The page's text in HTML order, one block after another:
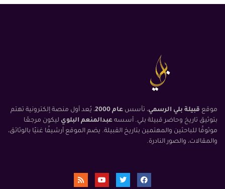
موقع قبيلة بلي الرسمي، تأسس عام 2000
، يُعد أول منصة إلكترونية تهتم
بتوثيق تاريخ وحاضر قبيلة بلي. أسسه عبدالمنعم البلوي ليكون مرجعًا
موثوقًا للباحثين والمهتمين بتاريخ القبيلة. يضم الموقع أرشيفًا غنيًا بالوثائق،
والمقالات، والصور النادرة.